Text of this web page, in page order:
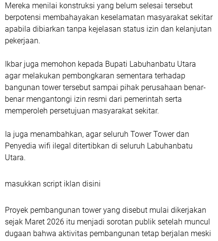
Mereka menilai konstruksi yang belum selesai tersebut
berpotensi membahayakan keselamatan masyarakat sekitar
apabila dibiarkan tanpa kejelasan status izin dan kelanjutan
pekerjaan.
Ikbar juga memohon kepada Bupati Labuhanbatu Utara
agar melakukan pembongkaran sementara terhadap
bangunan tower tersebut sampai pihak perusahaan benar-
benar mengantongi izin resmi dari pemerintah serta
memperoleh persetujuan masyarakat sekitar.
Ia juga menambahkan, agar seluruh Tower Tower dan
Penyedia wifi ilegal ditertibkan di seluruh Labuhanbatu
Utara.
masukkan script iklan disini
Proyek pembangunan tower yang disebut mulai dikerjakan
sejak Maret 2026 itu menjadi sorotan publik setelah muncul
dugaan bahwa aktivitas pembangunan tetap berjalan meski